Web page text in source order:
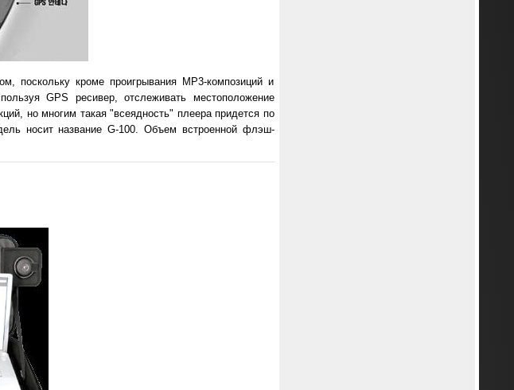
поскольку кроме проигрывания МР3-композиций и
GPS ресивер, отслеживать местоположение
но многим такая "всеядность" плеера придется по
носит название G-100. Объем встроенной флэш-